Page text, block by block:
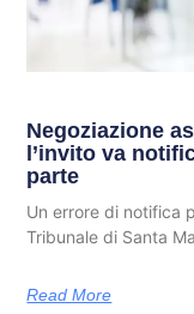
Negoziazione
l’invito va
parte
Un errore di notifica
Tribunale di Santa
Read More